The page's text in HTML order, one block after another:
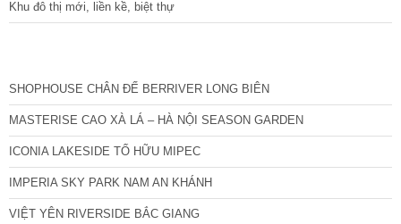
Khu đô thị mới, liền kề, biệt thự
SHOPHOUSE CHÂN ĐẾ BERRIVER LONG BIÊN
MASTERISE CAO XÀ LÁ – HÀ NỘI SEASON GARDEN
ICONIA LAKESIDE TỐ HỮU MIPEC
IMPERIA SKY PARK NAM AN KHÁNH
VIỆT YÊN RIVERSIDE BẮC GIANG